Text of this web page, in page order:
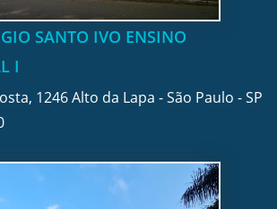
SANTO IVO ENSINO
I
1246 Alto da Lapa - São Paulo - SP